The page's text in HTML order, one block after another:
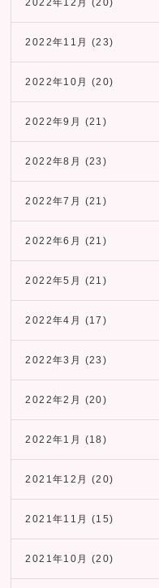
2022年11月 (23)
2022年10月 (20)
2022年9月 (21)
2022年8月 (23)
2022年7月 (21)
2022年6月 (21)
2022年5月 (21)
2022年4月 (17)
2022年3月 (23)
2022年2月 (20)
2022年1月 (18)
2021年12月 (20)
2021年11月 (15)
2021年10月 (20)